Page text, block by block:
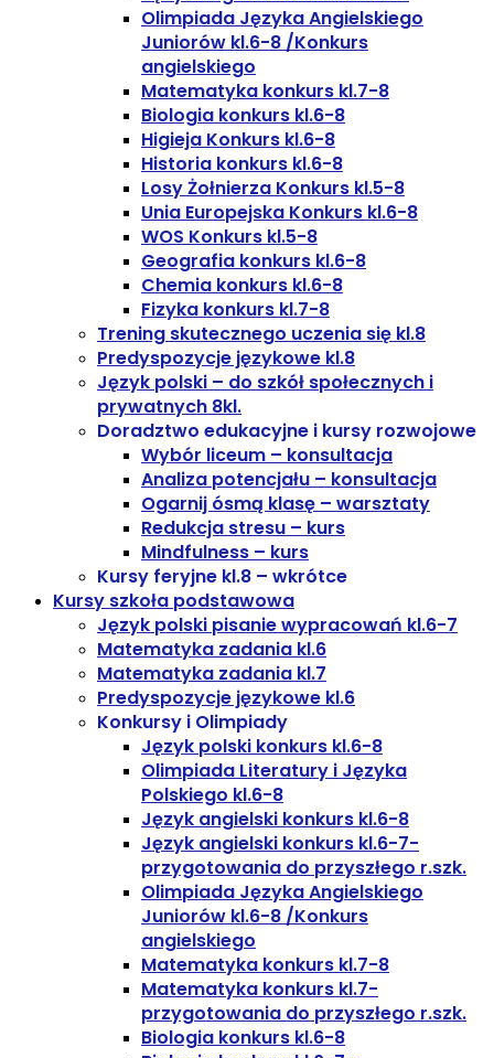
Olimpiada Języka Angielskiego
Juniorów kl.6-8 /Konkurs
angielskiego
Matematyka konkurs kl.7-8
Biologia konkurs kl.6-8
Higieja Konkurs kl.6-8
Historia konkurs kl.6-8
Losy Żołnierza Konkurs kl.5-8
Unia Europejska Konkurs kl.6-8
WOS Konkurs kl.5-8
Geografia konkurs kl.6-8
Chemia konkurs kl.6-8
Fizyka konkurs kl.7-8
Trening skutecznego uczenia się kl.8
Predyspozycje językowe kl.8
Język polski – do szkół społecznych i
prywatnych 8kl.
Doradztwo edukacyjne i kursy rozwojowe
Wybór liceum – konsultacja
Analiza potencjału – konsultacja
Ogarnij ósmą klasę – warsztaty
Redukcja stresu – kurs
Mindfulness – kurs
Kursy feryjne kl.8 – wkrótce
Kursy szkoła podstawowa
Język polski pisanie wypracowań kl.6-7
Matematyka zadania kl.6
Matematyka zadania kl.7
Predyspozycje językowe kl.6
Konkursy i Olimpiady
Język polski konkurs kl.6-8
Olimpiada Literatury i Języka
Polskiego kl.6-8
Język angielski konkurs kl.6-8
Język angielski konkurs kl.6-7-
przygotowania do przyszłego r.szk.
Olimpiada Języka Angielskiego
Juniorów kl.6-8 /Konkurs
angielskiego
Matematyka konkurs kl.7-8
Matematyka konkurs kl.7-
przygotowania do przyszłego r.szk.
Biologia konkurs kl.6-8